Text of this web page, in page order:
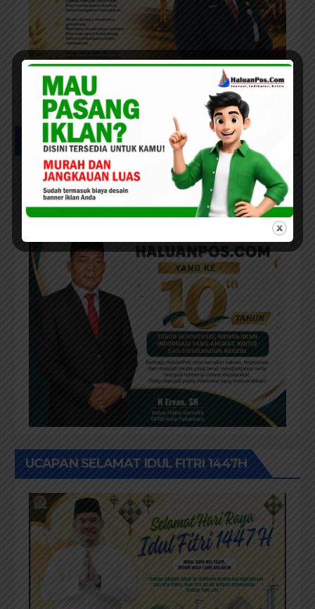
UCAPAN MILAD HPC
UCAPAN SELAMAT IDUL FITRI 1447H